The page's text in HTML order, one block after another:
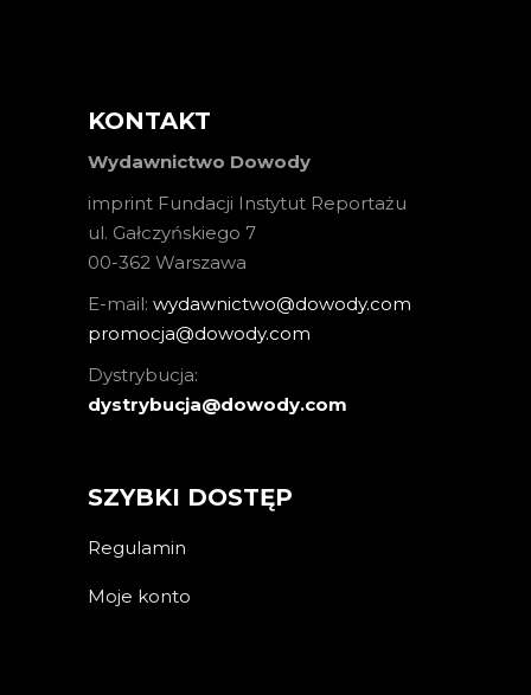
KONTAKT
Wydawnictwo Dowody
imprint Fundacji Instytut Reportażu
ul. Gałczyńskiego 7
00-362 Warszawa
E-mail: wydawnictwo@dowody.com
promocja@dowody.com
Dystrybucja:
dystrybucja@dowody.com
SZYBKI DOSTĘP
Regulamin
Moje konto